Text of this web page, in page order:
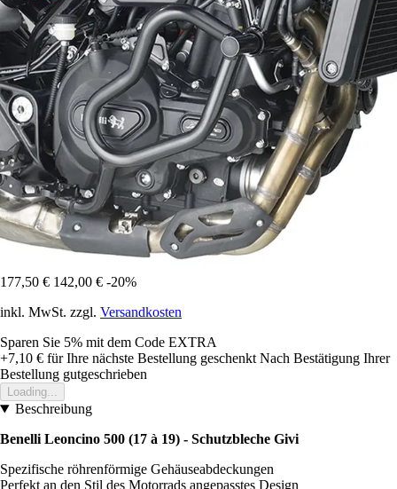
177,50 € 142,00 € -20%
inkl. MwSt. zzgl. Versandkosten
Sparen Sie 5% mit dem Code EXTRA
+7,10 € für Ihre nächste Bestellung geschenkt Nach Bestätigung Ihrer
Bestellung gutgeschrieben
Loading...
Beschreibung
Benelli Leoncino 500 (17 à 19) - Schutzbleche Givi
Spezifische röhrenförmige Gehäuseabdeckungen
Perfekt an den Stil des Motorrads angepasstes Design